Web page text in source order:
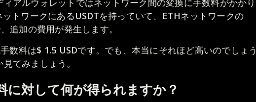
アルウォレットではネットワーク間の変換に手数料がかかり
ットワークにあるUSDTを持っていて、ETHネットワークの
追加の費用が発生します。
数料は$ 1.5 USDです。でも、本当にそれほど高いのでしょう
てみましょう。
に対して何が得られますか？